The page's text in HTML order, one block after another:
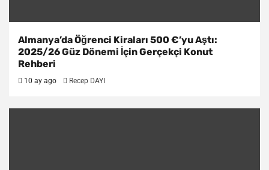
Almanya’da Öğrenci Kiraları 500 €’yu Aştı:
2025/26 Güz Dönemi İçin Gerçekçi Konut
Rehberi
10 ay ago Recep DAYI